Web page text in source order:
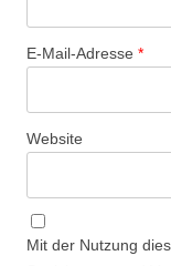
E-Mail-Adresse *
Website
Mit der Nutzung